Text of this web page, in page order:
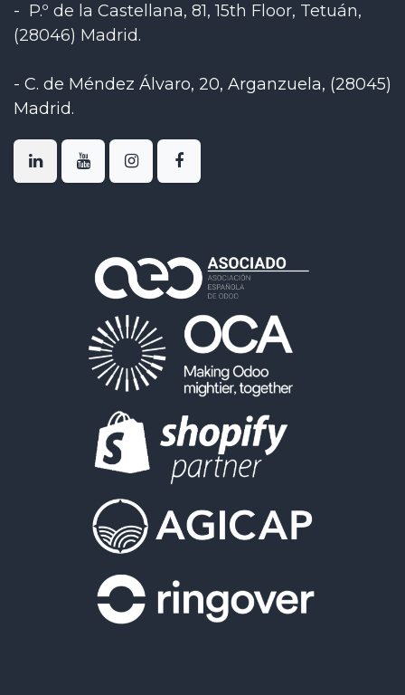
- P.º de la Castellana, 81, 15th Floor, Tetuán,
(28046) Madrid.
- C. de Méndez Álvaro, 20, Arganzuela, (28045)
Madrid.